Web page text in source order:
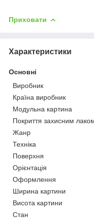
Приховати
Характеристики
Основні
Виробник
Країна виробник
Модульна картина
Покриття захисним
Жанр
Техніка
Поверхня
Орієнтація
Оформлення
Ширина картини
Висота картини
Стан